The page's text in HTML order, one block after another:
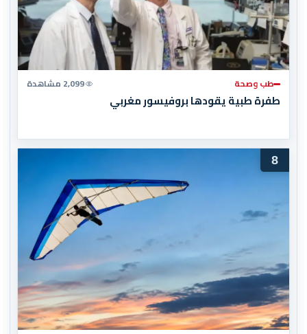
طب وصحة 2,099 مشاهدة
طفرة طبية يقودها بروفيسور مغربي
8